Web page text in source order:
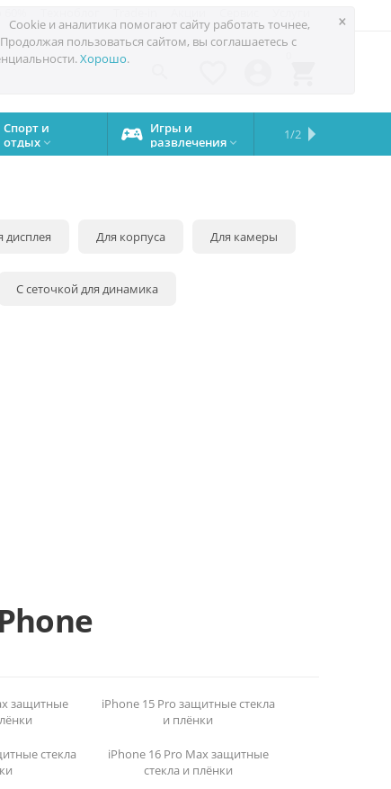
×
Cookie и аналитика помогают сайту работать точнее,
пользоваться сайтом, вы соглашаетесь с
Хорошо.
Спорт и
отдых 
Игры и
развлечения 
Сервисный
центр
Сравните
iPhone
Подарки
на все
случаи
Запчасти
Бренды
1/2
дисплея Для корпуса Для камеры
С сеточкой для динамика
защитные
iPhone 15 Pro защитные стекла
и плёнки
стекла
iPhone 16 Pro Max защитные
стекла и плёнки